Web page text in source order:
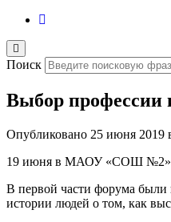
Поиск
Выбор профессии
Опубликовано 25 июня 2019
19 июня в МАОУ «СОШ №2»
В первой части форума были
истории людей о том, как